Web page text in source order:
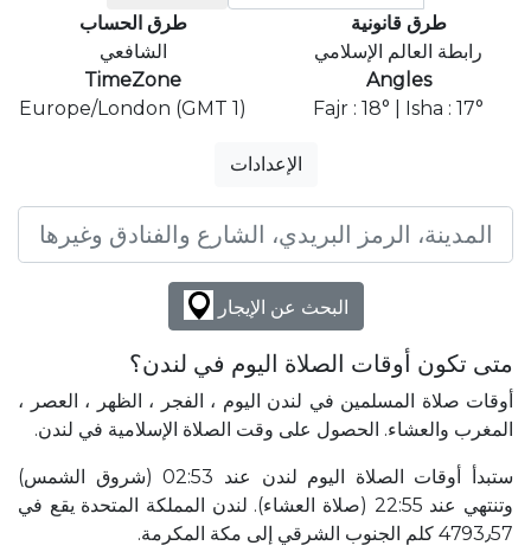
طرق قانونية
رابطة العالم الإسلامي
طرق الحساب
الشافعي
Angles
Fajr : 18° | Isha : 17°
TimeZone
Europe/London (GMT 1)
الإعدادات
البحث عن الإيجار
متى تكون أوقات الصلاة اليوم في لندن؟
أوقات صلاة المسلمين في لندن اليوم ، الفجر ، الظهر ، العصر ،
المغرب والعشاء. الحصول على وقت الصلاة الإسلامية في لندن.
ستبدأ أوقات الصلاة اليوم لندن عند 02:53 (شروق الشمس)
وتنتهي عند 22:55 (صلاة العشاء). لندن المملكة المتحدة يقع في
4793٫57 كلم الجنوب الشرقي إلى مكة المكرمة.